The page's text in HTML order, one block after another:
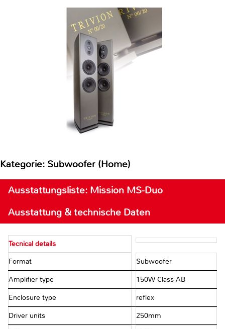
Kategorie: Subwoofer (Home)
Ausstattungsliste: Mission MS-Duo
Ausstattung & technische Daten
Tecnical details
Format Subwoofer
Amplifier type 150W Class AB
Enclosure type reflex
Driver units 250mm